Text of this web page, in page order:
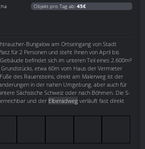
Objekt pro Tag ab: 45€
Bungalow am Ortseingang von Stadt
für 2 Personen und steht Ihnen von April bis
befindet sich im unteren Teil eines 2.600m²
etwa 60m vom Haus der Vermieter
des Rauensteins, direkt am Malerweg ist der
in der nahen Umgebung, aber auch für
Sächsische Schweiz oder nach Böhmen. Die S-
und der Elberadweg verläuft fast direkt